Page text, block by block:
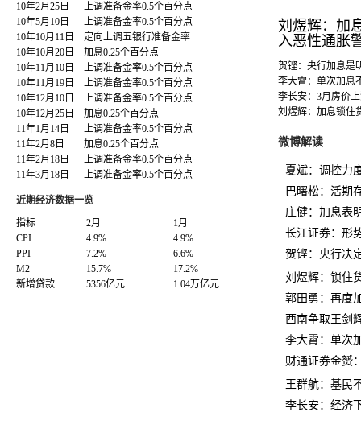
10年2月25日
上调准备金率0.5个百分点
10年5月10日
上调准备金率0.5个百分点
10年10月11日
定向上调五银行准备金率
10年10月20日
加息0.25个百分点
10年11月10日
上调准备金率0.5个百分点
10年11月19日
上调准备金率0.5个百分点
10年12月10日
上调准备金率0.5个百分点
10年12月25日
加息0.25个百分点
11年1月14日
上调准备金率0.5个百分点
11年2月8日
加息0.25个百分点
11年2月18日
上调准备金率0.5个百分点
11年3月18日
上调准备金率0.5个百分点
近期经济数据一览
指标
2月
1月
CPI
4.9%
4.9%
PPI
7.2%
6.6%
M2
15.7%
17.2%
新增贷款
5356亿元 1.04万亿元
刘煜辉：加
入恶性通胀
贺铿：央行加息是
李大霄：单次加息
李长安：3月房价
刘煜辉：加息锁住
微博解读
夏斌：调控力
巴曙松：活期
庄健：加息表
长江证券：形
贺铿：央行决
刘煜辉：锁住
郭田勇：再度
西南争取王剑
李大霄：单次
财通证券金赟
王群航：基民
李长安：经济